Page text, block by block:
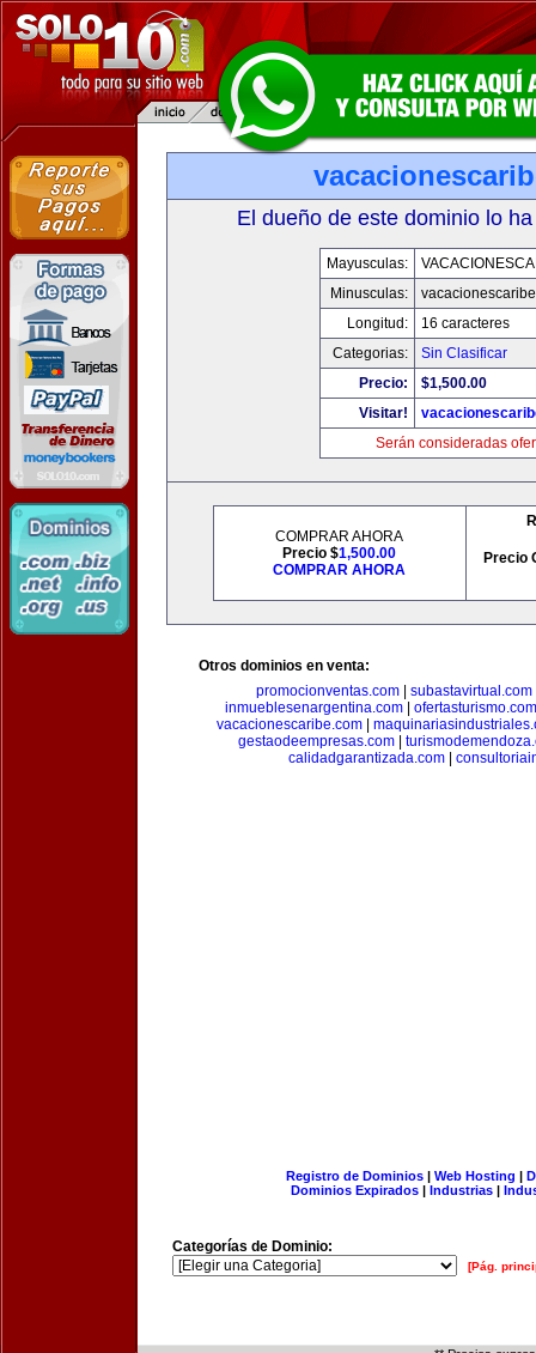
El dueño de este dominio lo
Mayusculas:
Minusculas:
Longitud:
16 caracteres
Categorias:
Sin Clasificar
Precio:
$1,500.00
Visitar!
Serán consideradas
COMPRAR AHORA
Precio $1,500.00
COMPRAR AHORA
Precio
Otros dominios en venta:
promocionventas.com| subastavirtual.com
inmueblesenargentina.com| ofertasturismo.com
vacacionescaribe.com
gestaodeempresas.com|
calidadgarantizada.com
Registro de Dominios| Web Hosting |
Dominios Expirados | Industrias |
Categorías de Dominio:
[Pág.